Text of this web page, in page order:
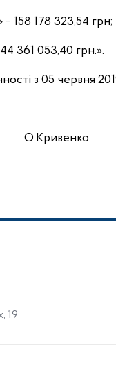
178 323,54 грн;
361 053,40 грн.».
з 05 червня
19